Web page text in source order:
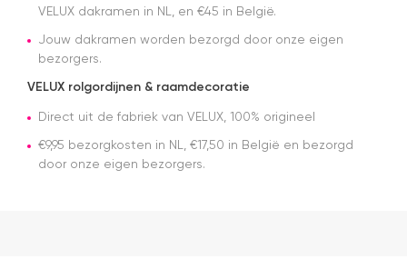
VELUX dakramen in NL, en €45 in België.
Jouw dakramen worden bezorgd door onze eigen
bezorgers.
VELUX rolgordijnen & raamdecoratie
Direct uit de fabriek van VELUX, 100% origineel
€9,95 bezorgkosten in NL, €17,50 in België en bezorgd
door onze eigen bezorgers.